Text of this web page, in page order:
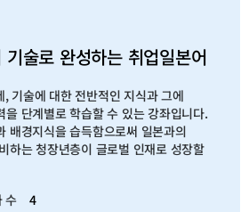
술로 완성하는 취업일본어
기술에 대한 전반적인 지식과 그에
을 단계별로 학습할 수 있는 강좌입니다.
배경지식을 습득함으로써 일본과의
하는 청장년층이 글로벌 인재로 성장할
수 4